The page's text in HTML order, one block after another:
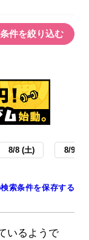
条件を絞り込む
8/8 (土) 8/9 (日
検索条件を保存する
いるようで